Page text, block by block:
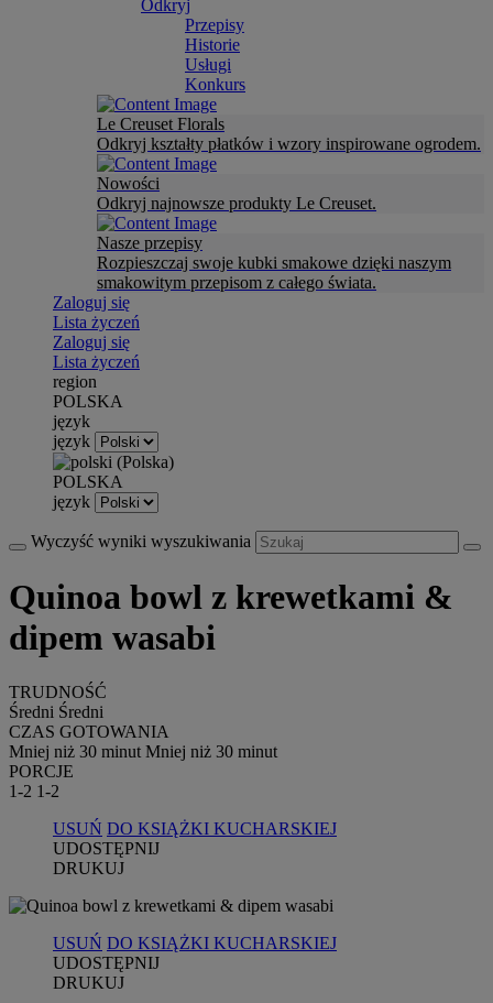
Odkryj
Przepisy
Historie
Usługi
Konkurs
Le Creuset Florals
Odkryj kształty płatków i wzory inspirowane ogrodem.
Nowości
Odkryj najnowsze produkty Le Creuset.
Nasze przepisy
Rozpieszczaj swoje kubki smakowe dzięki naszym
smakowitym przepisom z całego świata.
Zaloguj się
Lista życzeń
Zaloguj się
Lista życzeń
region
POLSKA
język
język
POLSKA
język
Wyczyść wyniki wyszukiwania
Quinoa bowl z krewetkami &
dipem wasabi
TRUDNOŚĆ
Średni Średni
CZAS GOTOWANIA
Mniej niż 30 minut Mniej niż 30 minut
PORCJE
1-2 1-2
USUŃ DO KSIĄŻKI KUCHARSKIEJ
UDOSTĘPNIJ
DRUKUJ
USUŃ DO KSIĄŻKI KUCHARSKIEJ
UDOSTĘPNIJ
DRUKUJ